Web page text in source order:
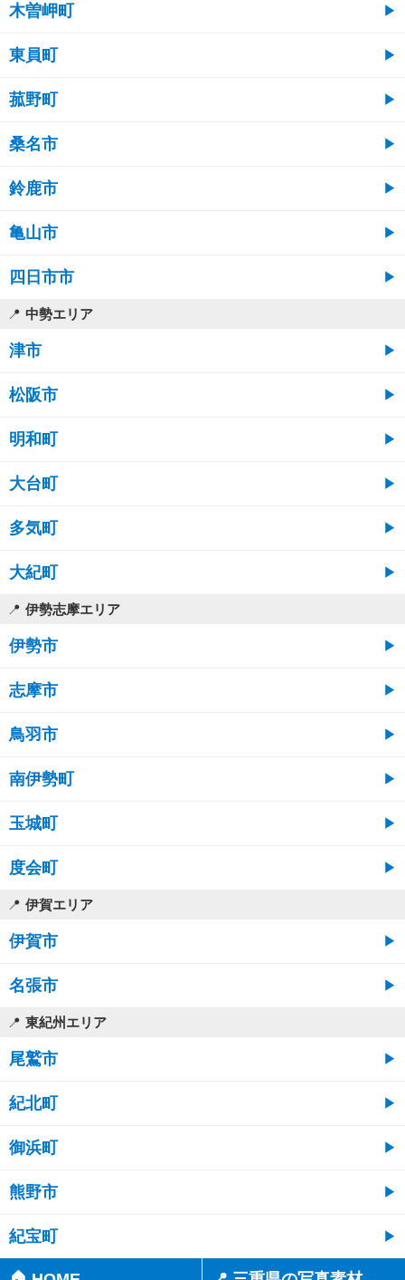
木曽岬町
東員町
菰野町
桑名市
鈴鹿市
亀山市
四日市市
中勢エリア
津市
松阪市
明和町
大台町
多気町
大紀町
伊勢志摩エリア
伊勢市
志摩市
鳥羽市
南伊勢町
玉城町
度会町
伊賀エリア
伊賀市
名張市
東紀州エリア
尾鷲市
紀北町
御浜町
熊野市
紀宝町